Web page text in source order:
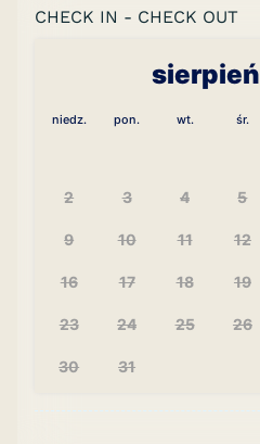
CHECK IN - CHECK OUT
sierpień
niedz. pon. wt. śr.
2 3 4 5
9 10 11 12
16 17 18 19
23 24 25 26
30 31